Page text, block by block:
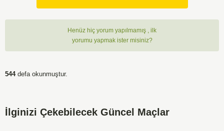
Henüz hiç yorum yapılmamış , ilk
yorumu yapmak ister misiniz?
544defa okunmuştur.
İlginizi Çekebilecek Güncel Maçlar